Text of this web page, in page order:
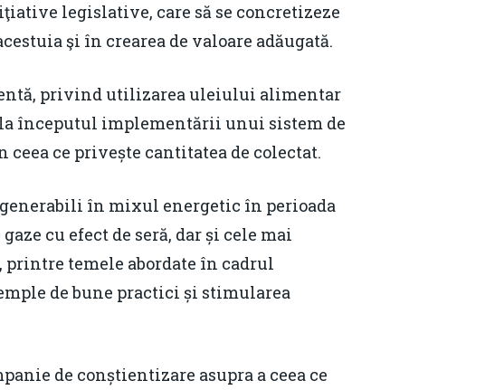
legislative, care să se concretizeze
şi în crearea de valoare adăugată.
privind utilizarea uleiului alimentar
la începutul implementării unui sistem de
ce privește cantitatea de colectat.
în mixul energetic în perioada
cu efect de seră, dar și cele mai
printre temele abordate în cadrul
de bune practici și stimularea
de conștientizare asupra a ceea ce